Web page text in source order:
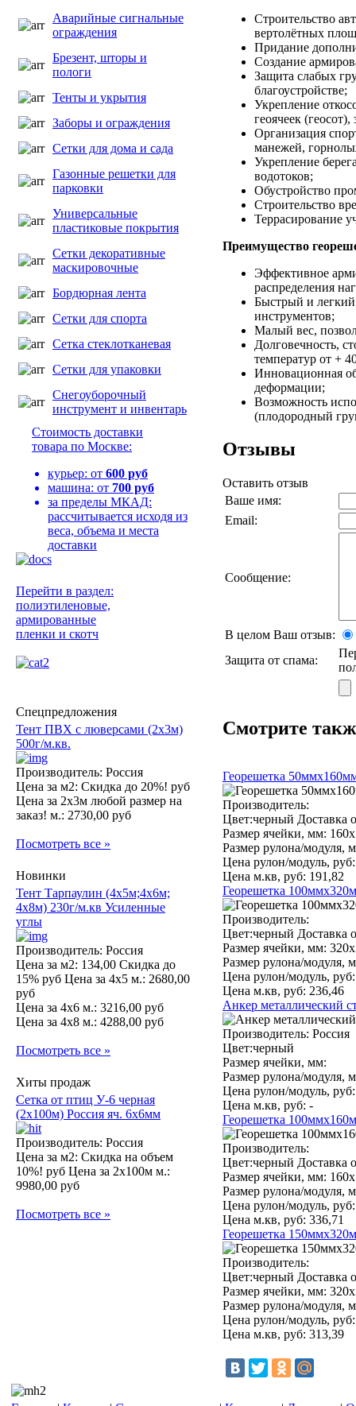
Аварийные сигнальные
ограждения
Брезент, шторы и
пологи
Тенты и укрытия
Заборы и ограждения
Сетки для дома и сада
Газонные решетки для
парковки
Универсальные
пластиковые покрытия
Сетки декоративные
маскировочные
Бордюрная лента
Сетки для спорта
Сетка стеклотканевая
Сетки для упаковки
Снегоуборочный
инструмент и инвентарь
Стоимость доставки
товара по Москве:
курьер: от 600 руб
машина: от 700 руб
за пределы МКАД:
рассчитывается исходя из
веса, объема и места
доставки
Перейти в раздел:
полиэтиленовые,
армированные
пленки и скотч
Спецпредложения
Тент ПВХ с люверсами (2х3м)
500г/м.кв.
Производитель: Россия
Цена за м2: Скидка до 20%! руб
Цена за 2х3м любой размер на
заказ! м.: 2730,00 руб
Посмотреть все »
Новинки
Тент Тарпаулин (4х5м;4х6м;
4х8м) 230г/м.кв Усиленные
углы
Производитель: Россия
Цена за м2: 134,00 Скидка до
15% руб Цена за 4х5 м.: 2680,00
руб
Цена за 4х6 м.: 3216,00 руб
Цена за 4х8 м.: 4288,00 руб
Посмотреть все »
Хиты продаж
Сетка от птиц У-6 черная
(2х100м) Россия яч. 6х6мм
Производитель: Россия
Цена за м2: Скидка на объем
10%! руб Цена за 2х100м м.:
9980,00 руб
Посмотреть все »
Cтроительство
вертолётных
Придание
Создание
Защита слабых
благоустройстве;
Укрепление
геоячеек
Организация
манежей,
Укрепление
водотоков;
Обустройство
Строительство
Террасирование
Преимущество
Эффективное
распределения
Быстрый и
инструментов;
Малый вес,
Долговечность,
температур от +
Инновационная
деформации;
Возможность
(плодородный
Отзывы
Оставить отзыв
Ваше имя:
Email:
Сообщение:
В целом Ваш отзыв:
Защита от спама:
Смотрите
Георешетка
Производитель:
Цвет:черный Доставка
Размер ячейки, мм:
Размер рулона/модуля,
Цена рулон/модуль, руб:
Цена м.кв, руб: 191,82
Георешетка
Производитель:
Цвет:черный Доставка
Размер ячейки, мм:
Размер рулона/модуля,
Цена рулон/модуль, руб:
Цена м.кв, руб: 236,46
Анкер металлический
Производитель: Россия
Цвет:черный
Размер ячейки, мм:
Размер рулона/модуля,
Цена рулон/модуль, руб:
Цена м.кв, руб: -
Георешетка
Производитель:
Цвет:черный Доставка
Размер ячейки, мм:
Размер рулона/модуля,
Цена рулон/модуль, руб:
Цена м.кв, руб: 336,71
Георешетка
Производитель:
Цвет:черный Доставка
Размер ячейки, мм:
Размер рулона/модуля,
Цена рулон/модуль, руб:
Цена м.кв, руб: 313,39